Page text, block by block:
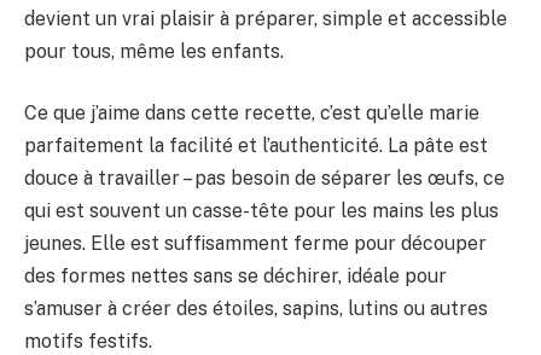
devient un vrai plaisir à préparer, simple et accessible
pour tous, même les enfants.
Ce que j’aime dans cette recette, c’est qu’elle marie
parfaitement la facilité et l’authenticité. La pâte est
douce à travailler – pas besoin de séparer les œufs, ce
qui est souvent un casse-tête pour les mains les plus
jeunes. Elle est suffisamment ferme pour découper
des formes nettes sans se déchirer, idéale pour
s’amuser à créer des étoiles, sapins, lutins ou autres
motifs festifs.